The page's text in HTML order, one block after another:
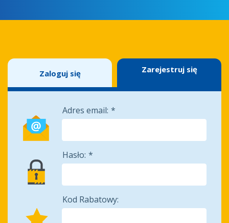
Zaloguj się Zarejestruj się
Adres email:
Hasło:
Kod Rabatowy: